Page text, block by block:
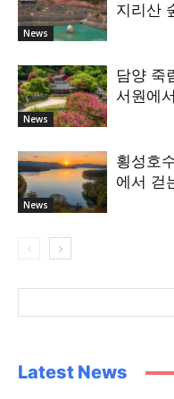
News
지리산
News
담양 죽
서원에
News
횡성호
에서 걷
Latest News